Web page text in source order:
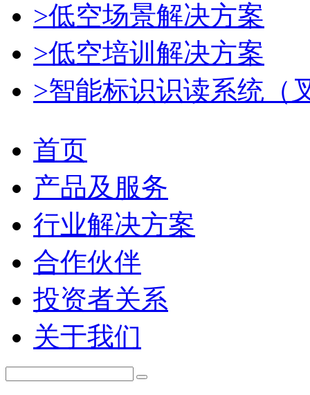
>低空场景解决方案
>低空培训解决方案
>智能标识识读系统（
首页
产品及服务
行业解决方案
合作伙伴
投资者关系
关于我们